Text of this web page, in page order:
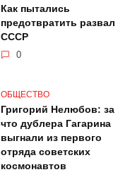
Как пытались
предотвратить развал
СССР
0
ОБЩЕСТВО
Григорий Нелюбов: за
что дублера Гагарина
выгнали из первого
отряда советских
космонавтов